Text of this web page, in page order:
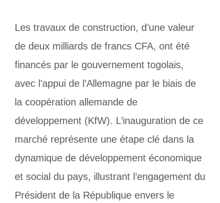
Les travaux de construction, d’une valeur
de deux milliards de francs CFA, ont été
financés par le gouvernement togolais,
avec l’appui de l’Allemagne par le biais de
la coopération allemande de
développement (KfW). L’inauguration de ce
marché représente une étape clé dans la
dynamique de développement économique
et social du pays, illustrant l’engagement du
Président de la République envers le